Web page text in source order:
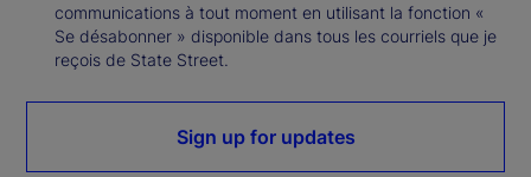
communications à tout moment en utilisant la fonction «
Se désabonner » disponible dans tous les courriels que je
reçois de State Street.
Sign up for updates